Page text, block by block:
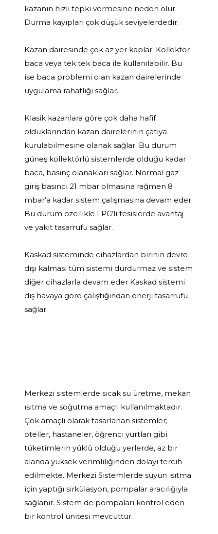
kazanın hızlı tepki vermesine neden olur.
Durma kayıpları çok düşük seviyelerdedir.
Kazan dairesinde çok az yer kaplar. Kollektör
baca veya tek tek baca ile kullanılabilir. Bu
ise baca problemi olan kazan dairelerinde
uygulama rahatlığı sağlar.
Klasik kazanlara göre çok daha hafif
olduklarından kazan dairelerinin çatıya
kurulabilmesine olanak sağlar. Bu durum
güneş kollektörlü sistemlerde olduğu kadar
baca, basınç olanakları sağlar. Normal gaz
giriş basıncı 21 mbar olmasına rağmen 8
mbar’a kadar sistem çalışmasına devam eder.
Bu durum özellikle LPG’li tesislerde avantaj
ve yakıt tasarrufu sağlar.
Kaskad sisteminde cihazlardan birinin devre
dışı kalması tüm sistemi durdurmaz ve sistem
diğer cihazlarla devam eder Kaskad sistemi
dış havaya göre çalıştığından enerji tasarrufu
sağlar.
Merkezi sistemlerde sıcak su üretme, mekan
ısıtma ve soğutma amaçlı kullanılmaktadır.
Çok amaçlı olarak tasarlanan sistemler;
oteller, hastaneler, öğrenci yurtları gibi
tüketimlerin yüklü olduğu yerlerde, az bir
alanda yüksek verimliliğinden dolayı tercih
edilmekte. Merkezi Sistemlerde suyun ısıtma
için yaptığı sirkülasyon, pompalar aracılığıyla
sağlanır. Sistem de pompaları kontrol eden
bir kontrol ünitesi mevcuttur.